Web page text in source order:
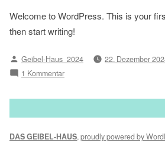
Welcome to WordPress. This is your
then start writing!
Verfasst
von
Geibel-Haus_2024 22. Dezember
1 Kommentarzu
world!
DAS GEIBEL-HAUS,proudly powered by